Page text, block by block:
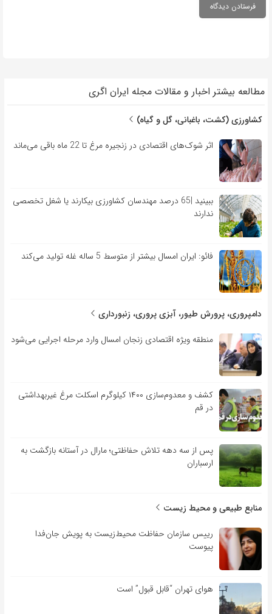
مطالعه بیشتر اخبار و مقالات مجله ایران اگری
کشاورزی (کشت، باغبانی، گل و گیاه)
اثر شوک‌های اقتصادی در زنجیره مرغ تا 22 ماه باقی می‌ماند
ببینید |65 درصد مهندسان کشاورزی بیکارند یا شغل تخصصی
ندارند
فائو: ایران امسال بیشتر از متوسط 5 ساله غله تولید می‌کند
دامپروری، پرورش طیور، آبزی پروری، زنبورداری
منطقه ویژه اقتصادی زنجان امسال وارد مرحله اجرایی می‌شود
کشف و معدوم‌سازی ۱۴۰۰ کیلوگرم اسکلت مرغ غیربهداشتی
در قم
پس از سه دهه تلاش حفاظتی؛ مارال در آستانه بازگشت به
ارسباران
منابع طبیعی و محیط زیست
رییس سازمان حفاظت محیط‌زیست به پویش جان‌فدا
پیوست
هوای تهران “قابل قبول” است